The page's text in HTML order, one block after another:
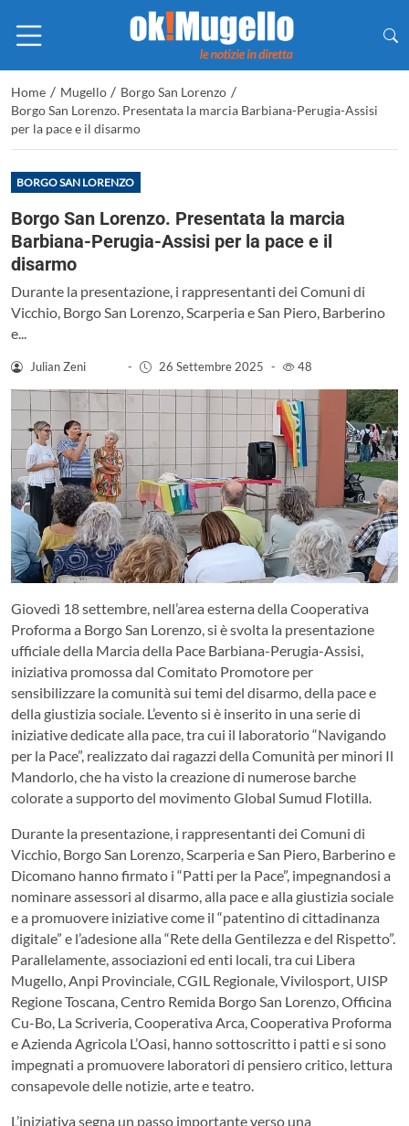
Home / Mugello / Borgo San Lorenzo /
Borgo San Lorenzo. Presentata la marcia Barbiana-Perugia-Assisi
per la pace e il disarmo
BORGO SAN LORENZO
Borgo San Lorenzo. Presentata la marcia
Barbiana-Perugia-Assisi per la pace e il
disarmo
Durante la presentazione, i rappresentanti dei Comuni di
Vicchio, Borgo San Lorenzo, Scarperia e San Piero, Barberino
e...
Julian Zeni - 26 Settembre 2025 - 48
Giovedì 18 settembre, nell’area esterna della Cooperativa
Proforma a Borgo San Lorenzo, si è svolta la presentazione
ufficiale della Marcia della Pace Barbiana-Perugia-Assisi,
iniziativa promossa dal Comitato Promotore per
sensibilizzare la comunità sui temi del disarmo, della pace e
della giustizia sociale. L’evento si è inserito in una serie di
iniziative dedicate alla pace, tra cui il laboratorio “Navigando
per la Pace”, realizzato dai ragazzi della Comunità per minori Il
Mandorlo, che ha visto la creazione di numerose barche
colorate a supporto del movimento Global Sumud Flotilla.
Durante la presentazione, i rappresentanti dei Comuni di
Vicchio, Borgo San Lorenzo, Scarperia e San Piero, Barberino e
Dicomano hanno firmato i “Patti per la Pace”, impegnandosi a
nominare assessori al disarmo, alla pace e alla giustizia sociale
e a promuovere iniziative come il “patentino di cittadinanza
digitale” e l’adesione alla “Rete della Gentilezza e del Rispetto”.
Parallelamente, associazioni ed enti locali, tra cui Libera
Mugello, Anpi Provinciale, CGIL Regionale, Vivilosport, UISP
Regione Toscana, Centro Remida Borgo San Lorenzo, Officina
Cu-Bo, La Scriveria, Cooperativa Arca, Cooperativa Proforma
e Azienda Agricola L’Oasi, hanno sottoscritto i patti e si sono
impegnati a promuovere laboratori di pensiero critico, lettura
consapevole delle notizie, arte e teatro.
L’iniziativa segna un passo importante verso una